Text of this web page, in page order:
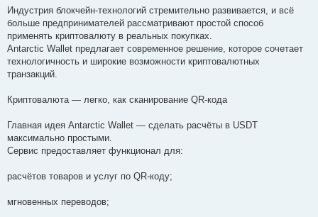
Индустрия блокчейн-технологий стремительно развивается, и всё
больше предпринимателей рассматривают простой способ
применять криптовалюту в реальных покупках.
Antarctic Wallet предлагает современное решение, которое сочетает
технологичность и широкие возможности криптовалютных
транзакций.
Криптовалюта — легко, как сканирование QR-кода
Главная идея Antarctic Wallet — сделать расчёты в USDT
максимально простыми.
Сервис предоставляет функционал для:
расчётов товаров и услуг по QR-коду;
мгновенных переводов;